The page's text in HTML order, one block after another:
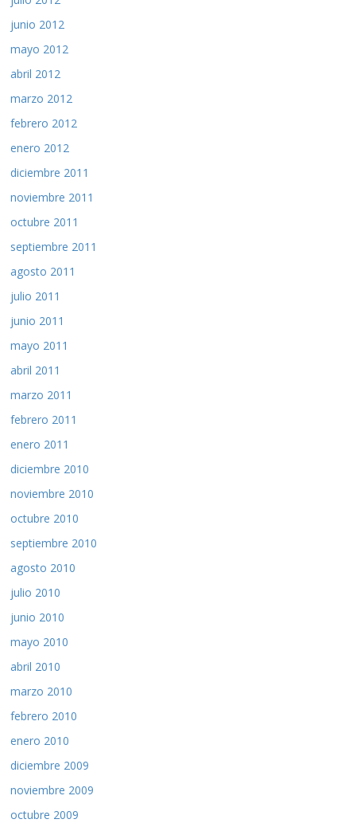
junio 2012
mayo 2012
abril 2012
marzo 2012
febrero 2012
enero 2012
diciembre 2011
noviembre 2011
octubre 2011
septiembre 2011
agosto 2011
julio 2011
junio 2011
mayo 2011
abril 2011
marzo 2011
febrero 2011
enero 2011
diciembre 2010
noviembre 2010
octubre 2010
septiembre 2010
agosto 2010
julio 2010
junio 2010
mayo 2010
abril 2010
marzo 2010
febrero 2010
enero 2010
diciembre 2009
noviembre 2009
octubre 2009